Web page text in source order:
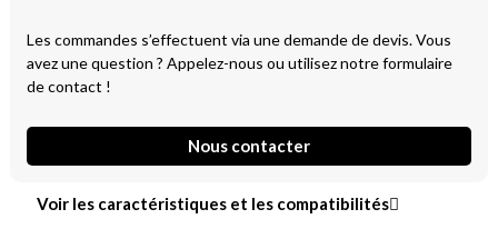
Les commandes s’effectuent via une demande de devis. Vous
avez une question ? Appelez-nous ou utilisez notre formulaire
de contact !
Nous contacter
Voir les caractéristiques et les compatibilités